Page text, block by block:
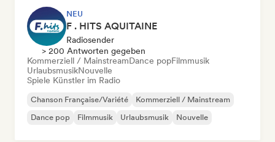
NEU
F . HITS AQUITAINE
Radiosender
> 200 Antworten gegeben
Kommerziell / MainstreamDance popFilmmusik
UrlaubsmusikNouvelle
Spiele Künstler im Radio
Chanson Française/Variété
Kommerziell / Mainstream
Dance pop
Filmmusik Urlaubsmusik Nouvelle